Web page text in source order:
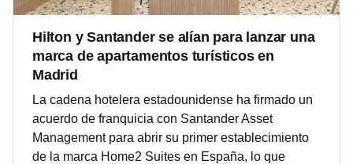
Hilton y Santander se alían para lanzar una
marca de apartamentos turísticos en
Madrid
La cadena hotelera estadounidense ha firmado un
acuerdo de franquicia con Santander Asset
Management para abrir su primer establecimiento
de la marca Home2 Suites en España, lo que